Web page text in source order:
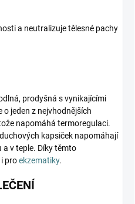
a neutralizuje tělesné pachy
prodyšná s vynikajícími
jeden z nejvhodnějších
napomáhá termoregulaci.
kapsiček napomáhají
v teple. Díky těmto
proekzematiky.